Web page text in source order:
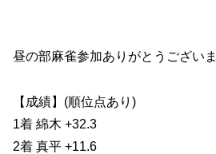
昼の部麻雀参加ありがとうございま
【成績】(順位点あり)
1着 綿木 +32.3
2着 真平 +11.6